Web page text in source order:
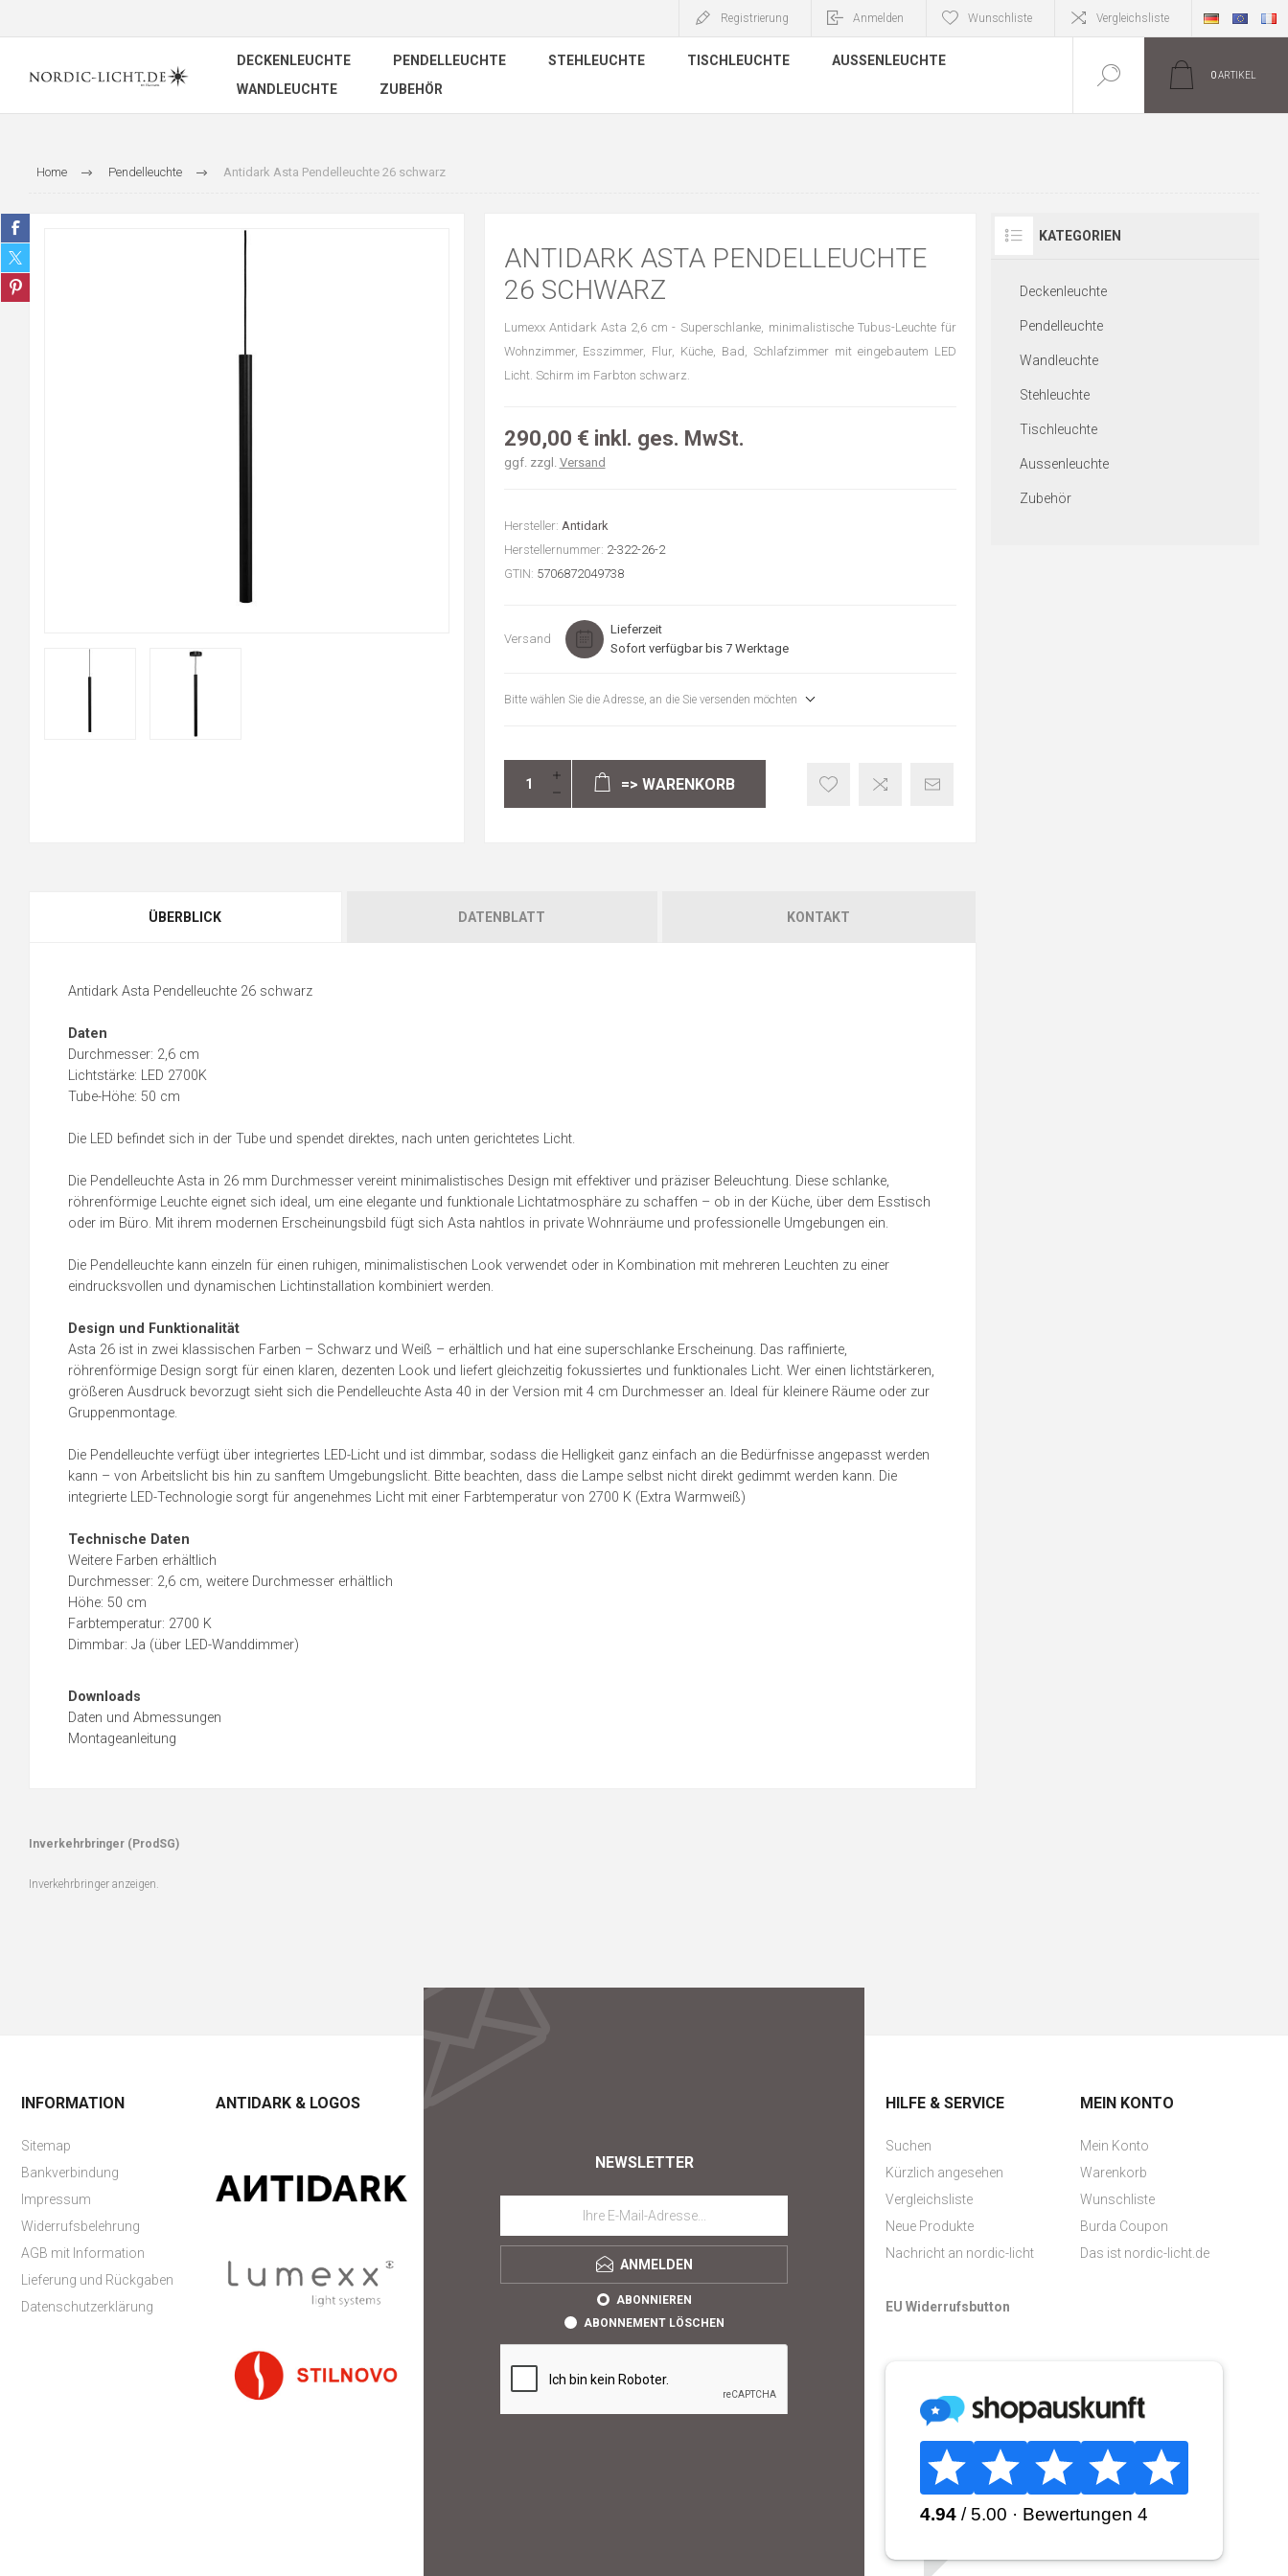
Registrierung Anmelden Wunschliste Vergleichsliste
DECKENLEUCHTE PENDELLEUCHTE STEHLEUCHTE TISCHLEUCHTE
AUSSENLEUCHTE
WANDLEUCHTE
ZUBEHÖR
0ARTIKEL
Home Pendelleuchte Antidark Asta Pendelleuchte 26 schwarz
ANTIDARK ASTA PENDELLEUCHTE
26 SCHWARZ
Lumexx Antidark Asta 2,6 cm - Superschlanke, minimalistische Tubus-Leuchte für
Wohnzimmer, Esszimmer, Flur, Küche, Bad, Schlafzimmer mit eingebautem LED
Licht. Schirm im Farbton schwarz.
290,00 € inkl. ges. MwSt.
ggf. zzgl. Versand
Hersteller: Antidark
Herstellernummer: 2-322-26-2
GTIN: 5706872049738
Versand
Lieferzeit
Sofort verfügbar bis 7 Werktage
Bitte wählen Sie die Adresse, an die Sie versenden möchten
=> WARENKORB
ÜBERBLICK DATENBLATT KONTAKT
Antidark Asta Pendelleuchte 26 schwarz
Daten
Durchmesser: 2,6 cm
Lichtstärke: LED 2700K
Tube-Höhe: 50 cm
Die LED befindet sich in der Tube und spendet direktes, nach unten gerichtetes Licht.
Die Pendelleuchte Asta in 26 mm Durchmesser vereint minimalistisches Design mit effektiver und präziser Beleuchtung. Diese schlanke,
röhrenförmige Leuchte eignet sich ideal, um eine elegante und funktionale Lichtatmosphäre zu schaffen – ob in der Küche, über dem Esstisch
oder im Büro. Mit ihrem modernen Erscheinungsbild fügt sich Asta nahtlos in private Wohnräume und professionelle Umgebungen ein.
Die Pendelleuchte kann einzeln für einen ruhigen, minimalistischen Look verwendet oder in Kombination mit mehreren Leuchten zu einer
eindrucksvollen und dynamischen Lichtinstallation kombiniert werden.
Design und Funktionalität
Asta 26 ist in zwei klassischen Farben – Schwarz und Weiß – erhältlich und hat eine superschlanke Erscheinung. Das raffinierte,
röhrenförmige Design sorgt für einen klaren, dezenten Look und liefert gleichzeitig fokussiertes und funktionales Licht. Wer einen lichtstärkeren,
größeren Ausdruck bevorzugt sieht sich die Pendelleuchte Asta 40 in der Version mit 4 cm Durchmesser an. Ideal für kleinere Räume oder zur
Gruppenmontage.
Die Pendelleuchte verfügt über integriertes LED-Licht und ist dimmbar, sodass die Helligkeit ganz einfach an die Bedürfnisse angepasst werden
kann – von Arbeitslicht bis hin zu sanftem Umgebungslicht. Bitte beachten, dass die Lampe selbst nicht direkt gedimmt werden kann. Die
integrierte LED-Technologie sorgt für angenehmes Licht mit einer Farbtemperatur von 2700 K (Extra Warmweiß)
Technische Daten
Weitere Farben erhältlich
Durchmesser: 2,6 cm, weitere Durchmesser erhältlich
Höhe: 50 cm
Farbtemperatur: 2700 K
Dimmbar: Ja (über LED-Wanddimmer)
Downloads
Daten und Abmessungen
Montageanleitung
KATEGORIEN
Deckenleuchte
Pendelleuchte
Wandleuchte
Stehleuchte
Tischleuchte
Aussenleuchte
Zubehör
Inverkehrbringer (ProdSG)
Inverkehrbringer anzeigen.
NEWSLETTER
ANMELDEN
ABONNIEREN
ABONNEMENT LÖSCHEN
INFORMATION
Sitemap
Bankverbindung
Impressum
Widerrufsbelehrung
AGB mit Information
Lieferung und Rückgaben
Datenschutzerklärung
ANTIDARK & LOGOS HILFE & SERVICE
Suchen
Kürzlich angesehen
Vergleichsliste
Neue Produkte
Nachricht an nordic-licht
EU Widerrufsbutton
MEIN KONTO
Mein Konto
Warenkorb
Wunschliste
Burda Coupon
Das ist nordic-licht.de